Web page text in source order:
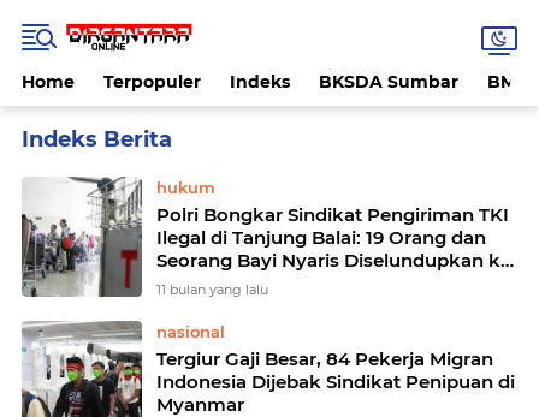
Home Terpopuler Indeks BKSDA Sumbar
hukum
Polri Bongkar Sindikat Pengiriman TKI
Ilegal di Tanjung Balai: 19 Orang dan
Seorang Bayi Nyaris Diselundupkan ke
Malaysia
11 bulan yang lalu
nasional
Tergiur Gaji Besar, 84 Pekerja Migran
Indonesia Dijebak Sindikat Penipuan di
Myanmar